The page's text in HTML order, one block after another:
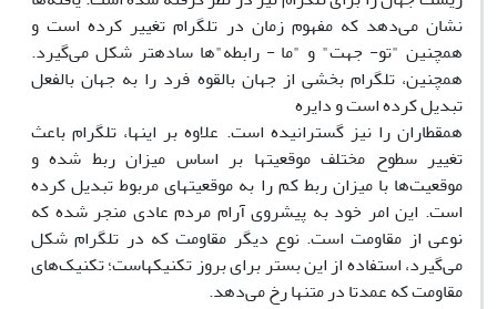
نشان می‌دهد که مفهوم زمان در تلگرام تغییر کرده است و
همچنین "تو- جهت" و "ما - رابطه‌"ها ساده­تر شکل می‌گیرد.
همچنین، تلگرام بخشی از جهان بالقوه فرد را به جهان بالفعل
تبدیل کرده است و دایره ‌
هم­قطاران را نیز گسترانیده است. علاوه بر این­ها، تلگرام باعث
تغییر سطوح مختلف موقعیت­ها بر اساس میزان ربط­ شده و
موقعیت‌ها با میزان ربط کم را به موقعیت­های مربوط تبدیل کرده
است. این امر خود به پیش­روی آرام مردم عادی منجر شده که
نوعی از مقاومت است. نوع دیگر مقاومت که در تلگرام شکل
می‌گیرد، استفاده از این بستر برای بروز تکنیک­هاست؛ تکنیک‌های
مقاومت که عمدتا در متن­ها رخ می‌دهد.